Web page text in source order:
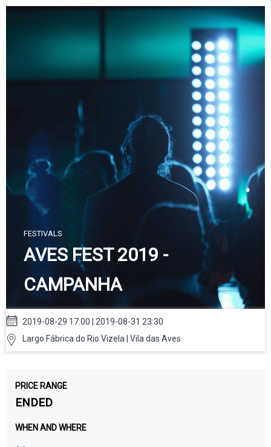
Skip
FESTIVALS
AVES FEST 2019 -
CAMPANHA
2019-08-29 17:00 | 2019-08-31 23:30
Largo Fábrica do Rio Vizela | Vila das Aves
PRICE RANGE
ENDED
WHEN AND WHERE